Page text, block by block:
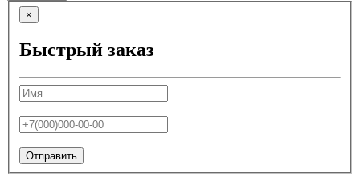
×
Быстрый заказ
Отправить